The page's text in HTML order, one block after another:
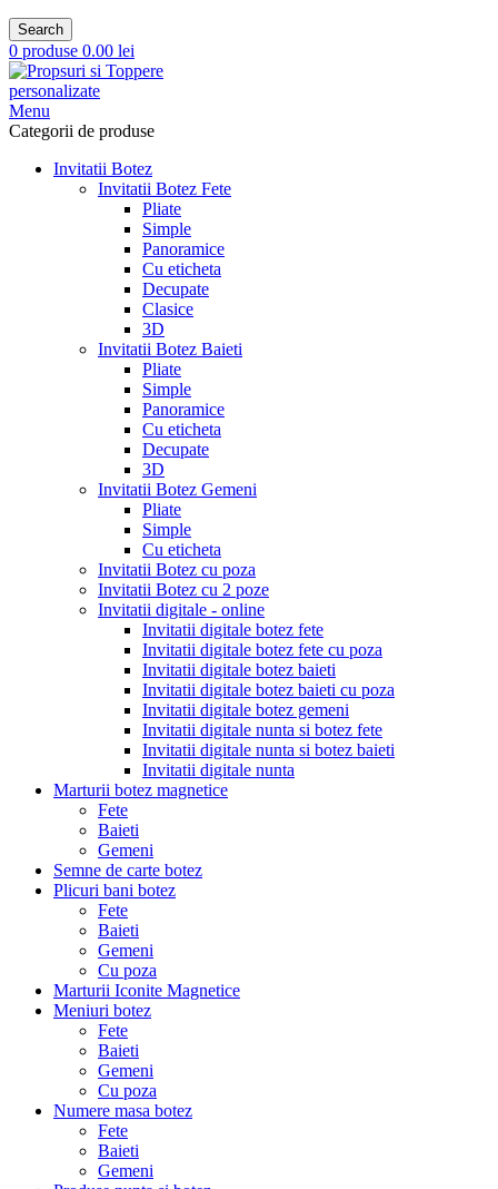
Search
0 produse 0.00 lei
Menu
Categorii de produse
Invitatii Botez
Invitatii Botez Fete
Pliate
Simple
Panoramice
Cu eticheta
Decupate
Clasice
3D
Invitatii Botez Baieti
Pliate
Simple
Panoramice
Cu eticheta
Decupate
3D
Invitatii Botez Gemeni
Pliate
Simple
Cu eticheta
Invitatii Botez cu poza
Invitatii Botez cu 2 poze
Invitatii digitale - online
Invitatii digitale botez fete
Invitatii digitale botez fete cu poza
Invitatii digitale botez baieti
Invitatii digitale botez baieti cu poza
Invitatii digitale botez gemeni
Invitatii digitale nunta si botez fete
Invitatii digitale nunta si botez baieti
Invitatii digitale nunta
Marturii botez magnetice
Fete
Baieti
Gemeni
Semne de carte botez
Plicuri bani botez
Fete
Baieti
Gemeni
Cu poza
Marturii Iconite Magnetice
Meniuri botez
Fete
Baieti
Gemeni
Cu poza
Numere masa botez
Fete
Baieti
Gemeni